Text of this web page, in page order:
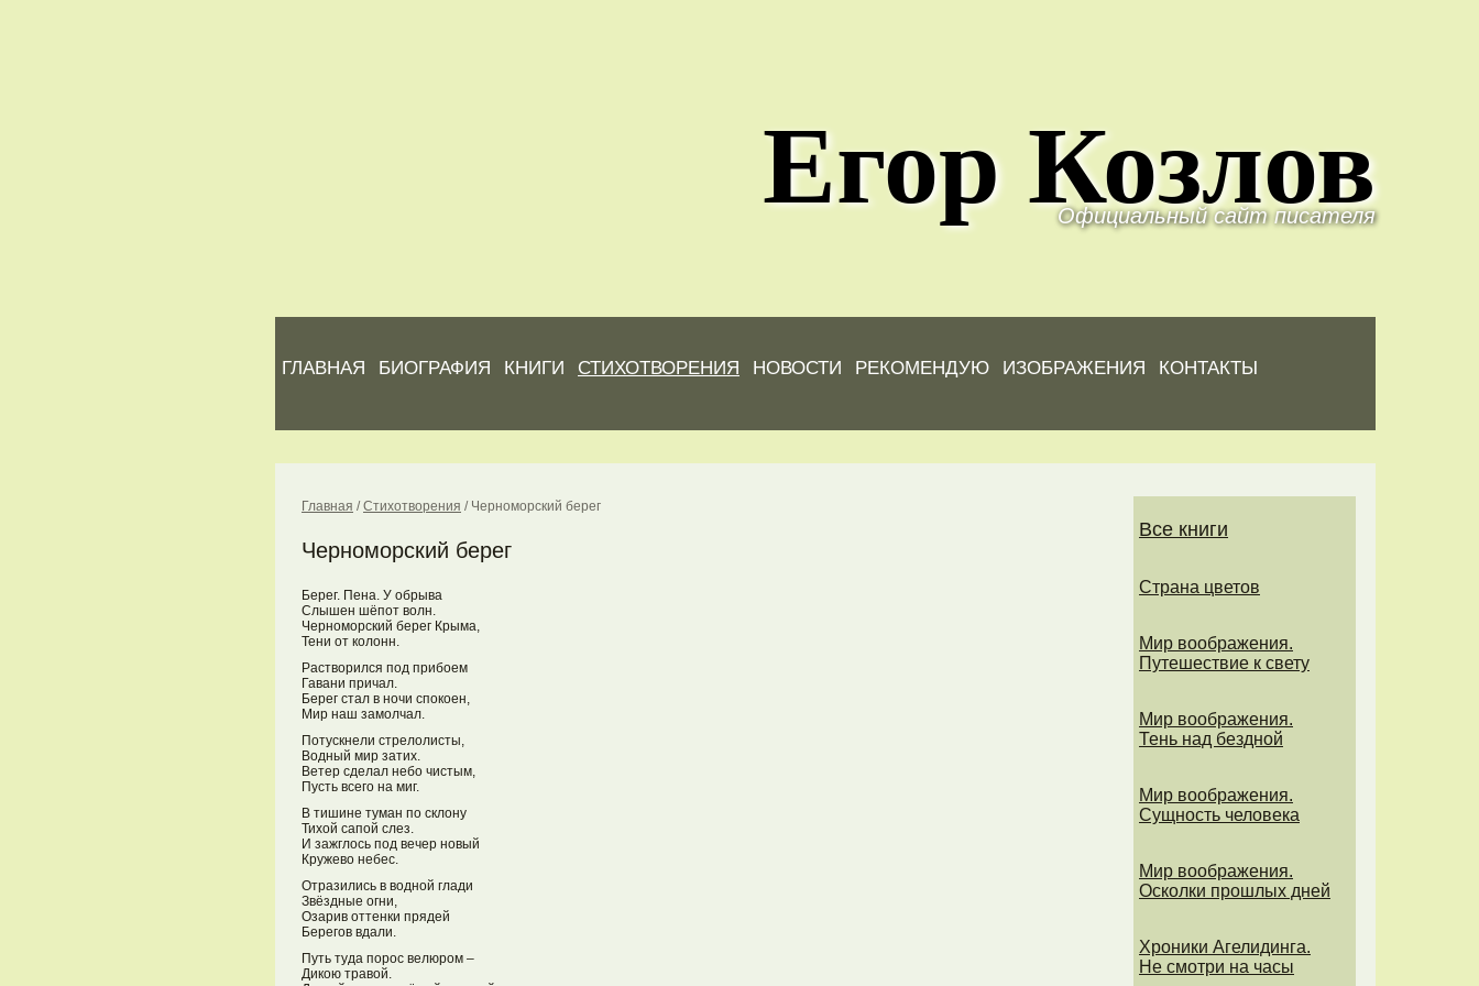
Егор Козлов
Официальный сайт писателя
ГЛАВНАЯ БИОГРАФИЯ КНИГИ СТИХОТВОРЕНИЯ НОВОСТИ РЕКОМЕНДУЮ ИЗОБРАЖЕНИЯ КОНТАКТЫ
Главная /Стихотворения / Черноморский берег
Черноморский берег
Берег. Пена. У обрыва
Слышен шёпот волн.
Черноморский берег Крыма,
Тени от колонн.
Растворился под прибоем
Гавани причал.
Берег стал в ночи спокоен,
Мир наш замолчал.
Потускнели стрелолисты,
Водный мир затих.
Ветер сделал небо чистым,
Пусть всего на миг.
В тишине туман по склону
Тихой сапой слез.
И зажглось под вечер новый
Кружево небес.
Отразились в водной глади
Звёздные огни,
Озарив оттенки прядей
Берегов вдали.
Путь туда порос велюром –
Дикою травой.
Все книги
Страна цветов
Мир воображения.
Путешествие к свету
Мир воображения.
Тень над бездной
Мир воображения.
Сущность человека
Мир воображения.
Осколки прошлых дней
Хроники Агелидинга.
Не смотри на часы